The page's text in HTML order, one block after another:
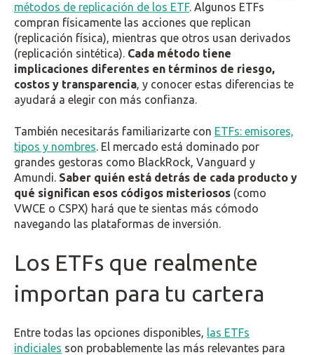
métodos de replicación de los ETF. Algunos ETFs
compran físicamente las acciones que replican
(replicación física), mientras que otros usan derivados
(replicación sintética). Cada método tiene
implicaciones diferentes en términos de riesgo,
costos y transparencia, y conocer estas diferencias te
ayudará a elegir con más confianza.
También necesitarás familiarizarte con ETFs: emisores,
tipos y nombres. El mercado está dominado por
grandes gestoras como BlackRock, Vanguard y
Amundi. Saber quién está detrás de cada producto y
qué significan esos códigos misteriosos (como
VWCE o CSPX) hará que te sientas más cómodo
navegando las plataformas de inversión.
Los ETFs que realmente
importan para tu cartera
Entre todas las opciones disponibles, las ETFs
indiciales son probablemente las más relevantes para